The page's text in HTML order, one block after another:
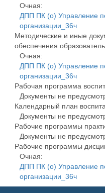
Очная:
ДПП ПК (о) Управление
организации_36ч
Методические и иные
обеспечения
Очная:
ДПП ПК (о) Управление
организации_36ч
Рабочая программа
Документы не
Календарный план
Документы не
Рабочие программы
Документы не
Рабочие программы
Очная:
ДПП ПК (о) Управление
организации_36ч